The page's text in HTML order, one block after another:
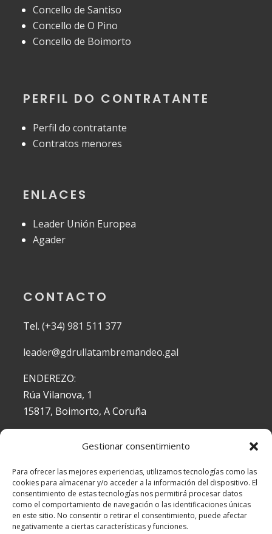
Gestionar consentimiento
Para ofrecer las mejores experiencias, utilizamos tecnologías como las
cookies para almacenar y/o acceder a la información del dispositivo. El
consentimiento de estas tecnologías nos permitirá procesar datos
como el comportamiento de navegación o las identificaciones únicas
en este sitio. No consentir o retirar el consentimiento, puede afectar
negativamente a ciertas características y funciones.
Concello de Santiso
Concello de O Pino
Concello de Boimorto
PERFIL DO CONTRATANTE
Perfil do contratante
Contratos menores
ENLACES
Leader Unión Europea
Agader
CONTACTO
Tel. (+34) 981 511 377
leader@gdrullatambremandeo.gal
ENDEREZO:
Rúa Vilanova, 1
15817, Boimorto, A Coruña
Aviso Legal
Política de Cookies
Política de Privacidad